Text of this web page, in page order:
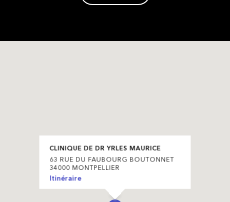
CLINIQUE DE DR YRLES MAURICE
63 RUE DU FAUBOURG BOUTONNET
34000 MONTPELLIER
Itinéraire